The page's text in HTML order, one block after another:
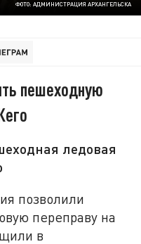
ФОТО: АДМИНИСТРАЦИЯ АРХАНГЕЛЬСКА
пешеходную
ледовая
позволили
переправу на
в